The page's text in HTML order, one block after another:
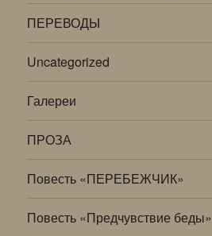
ПЕРЕВОДЫ
Uncategorized
Галереи
ПРОЗА
Повесть «ПЕРЕБЕЖЧИК»
Повесть «Предчувствие беды»